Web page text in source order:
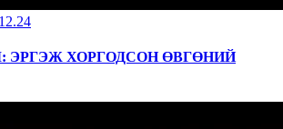
ЭРГЭЖ ХОРГОДСОН ӨВГӨНИЙ